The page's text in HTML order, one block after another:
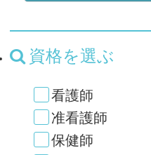
資格を選ぶ
看護師
准看護師
保健師